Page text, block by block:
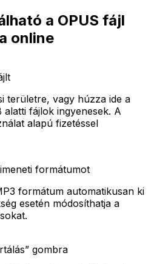
a OPUS fájl
online
területre, vagy húzza ide a
alatti fájlok ingyenesek. A
alapú fizetéssel
formátumot
formátum automatikusan ki
esetén módosíthatja a
gombra